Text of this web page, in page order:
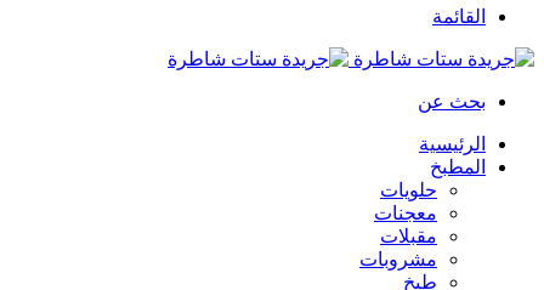
القائمة
بحث عن
الرئيسية
المطبخ
حلويات
معجنات
مقبلات
مشروبات
طبخ